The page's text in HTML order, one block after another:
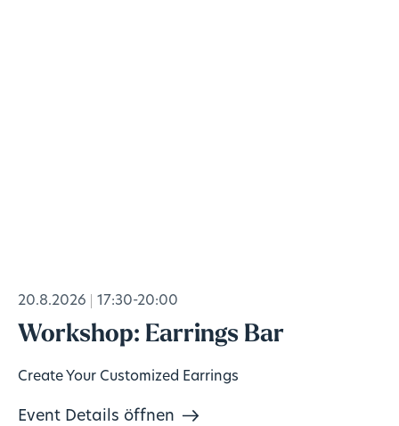
20.8.2026 17:30-20:00
Workshop: Earrings Bar
Create Your Customized Earrings
Event Details öffnen